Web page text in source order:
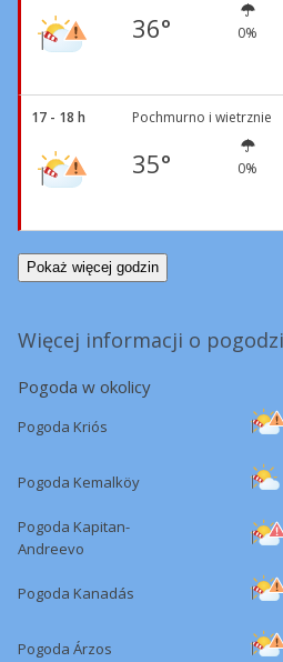
36° 0%
17 - 18 h Pochmurno i wietrznie
35° 0%
Pokaż więcej godzin
Więcej informacji o
Pogoda w okolicy
Pogoda Kriós
Pogoda Kemalköy
Pogoda Kapitan-
Andreevo
Pogoda Kanadás
Pogoda Árzos